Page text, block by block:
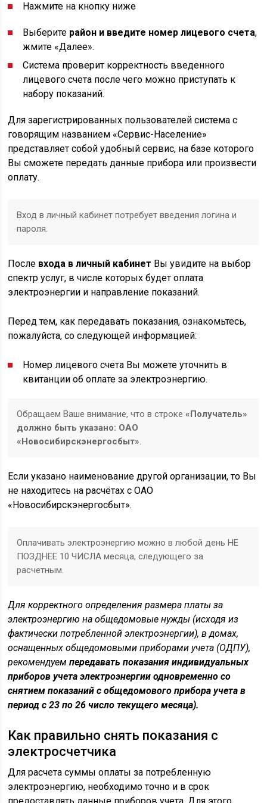
Нажмите на кнопку ниже
Выберите район и введите номер лицевого счета,
жмите «Далее».
Система проверит корректность введенного
лицевого счета после чего можно приступать к
набору показаний.
Для зарегистрированных пользователей система с
говорящим названием «Сервис-Население»
представляет собой удобный сервис, на базе которого
Вы сможете передать данные прибора или произвести
оплату.
Вход в личный кабинет потребует введения логина и
пароля.
После входа в личный кабинет Вы увидите на выбор
спектр услуг, в числе которых будет оплата
электроэнергии и направление показаний.
Перед тем, как передавать показания, ознакомьтесь,
пожалуйста, со следующей информацией:
Номер лицевого счета Вы можете уточнить в
квитанции об оплате за электроэнергию.
Обращаем Ваше внимание, что в строке«Получатель»
должно быть указано: ОАО
«Новосибирскэнергосбыт».
Если указано наименование другой организации, то Вы
не находитесь на расчётах с ОАО
«Новосибирскэнергосбыт».
Оплачивать электроэнергию можно в любой день НЕ
ПОЗДНЕЕ 10 ЧИСЛА месяца, следующего за
расчетным.
Для корректного определения размера платы за
электроэнергию на общедомовые нужды (исходя из
фактически потребленной электроэнергии), в домах,
оснащенных общедомовыми приборами учета (ОДПУ),
рекомендуемпередавать показания индивидуальных
приборов учета электроэнергии одновременно со
снятием показаний с общедомового прибора учета в
период с 23 по 26 число текущего месяца).
Как правильно снять показания с
электросчетчика
Для расчета суммы оплаты за потребленную
электроэнергию, необходимо точно и в срок